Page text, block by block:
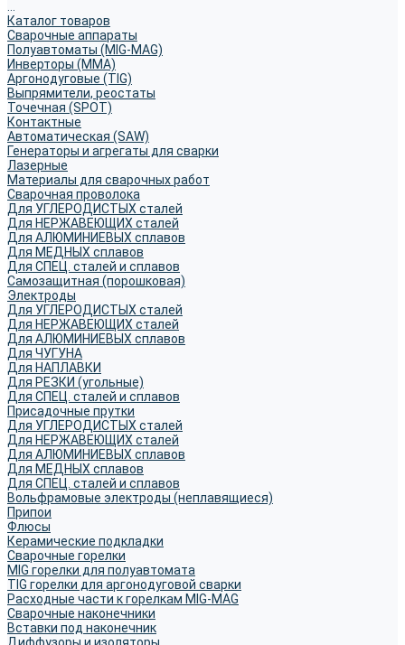
Каталог товаров
Сварочные аппараты
Полуавтоматы (MIG-MAG)
Инверторы (MMA)
Аргонодуговые (TIG)
Выпрямители, реостаты
Точечная (SPOT)
Контактные
Автоматическая (SAW)
Генераторы и агрегаты для сварки
Лазерные
Материалы для сварочных работ
Сварочная проволока
Для УГЛЕРОДИСТЫХ сталей
Для НЕРЖАВЕЮЩИХ сталей
Для АЛЮМИНИЕВЫХ сплавов
Для МЕДНЫХ сплавов
Для СПЕЦ. сталей и сплавов
Самозащитная (порошковая)
Электроды
Для УГЛЕРОДИСТЫХ сталей
Для НЕРЖАВЕЮЩИХ сталей
Для АЛЮМИНИЕВЫХ сплавов
Для ЧУГУНА
Для НАПЛАВКИ
Для РЕЗКИ (угольные)
Для СПЕЦ. сталей и сплавов
Присадочные прутки
Для УГЛЕРОДИСТЫХ сталей
Для НЕРЖАВЕЮЩИХ сталей
Для АЛЮМИНИЕВЫХ сплавов
Для МЕДНЫХ сплавов
Для СПЕЦ. сталей и сплавов
Вольфрамовые электроды (неплавящиеся)
Припои
Флюсы
Керамические подкладки
Сварочные горелки
MIG горелки для полуавтомата
TIG горелки для аргонодуговой сварки
Расходные части к горелкам MIG-MAG
Сварочные наконечники
Вставки под наконечник